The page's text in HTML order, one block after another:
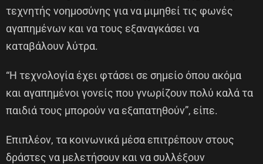
τεχνητής νοημοσύνης για να μιμηθεί τις φωνές
αγαπημένων και να τους εξαναγκάσει να
καταβάλουν λύτρα.
“Η τεχνολογία έχει φτάσει σε σημείο όπου ακόμα
και αγαπημένοι γονείς που γνωρίζουν πολύ καλά τα
παιδιά τους μπορούν να εξαπατηθούν”, είπε.
Επιπλέον, τα κοινωνικά μέσα επιτρέπουν στους
δράστες να μελετήσουν και να συλλέξουν